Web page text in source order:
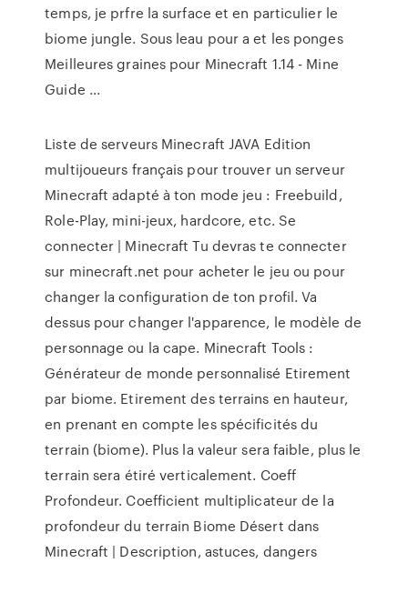
temps, je prfre la surface et en particulier le
biome jungle. Sous leau pour a et les ponges
Meilleures graines pour Minecraft 1.14 - Mine
Guide ...
Liste de serveurs Minecraft JAVA Edition
multijoueurs français pour trouver un serveur
Minecraft adapté à ton mode jeu : Freebuild,
Role-Play, mini-jeux, hardcore, etc. Se
connecter | Minecraft Tu devras te connecter
sur minecraft.net pour acheter le jeu ou pour
changer la configuration de ton profil. Va
dessus pour changer l'apparence, le modèle de
personnage ou la cape. Minecraft Tools :
Générateur de monde personnalisé Etirement
par biome. Etirement des terrains en hauteur,
en prenant en compte les spécificités du
terrain (biome). Plus la valeur sera faible, plus le
terrain sera étiré verticalement. Coeff
Profondeur. Coefficient multiplicateur de la
profondeur du terrain Biome Désert dans
Minecraft | Description, astuces, dangers